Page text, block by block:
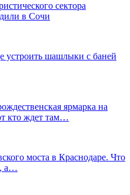
сектора
в Сочи
устроить шашлыки с баней
ярмарка на
кто ждет там…
моста в Краснодаре. Что
а…